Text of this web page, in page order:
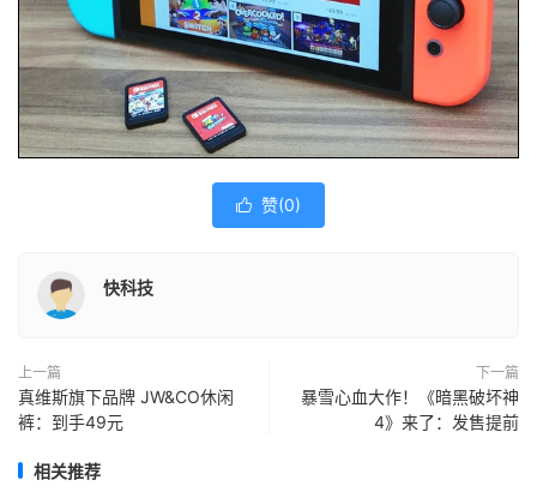
 赞(0)
快科技
上一篇
真维斯旗下品牌 JW&CO休闲
裤：到手49元
下一篇
暴雪心血大作！《暗黑破坏神
4》来了：发售提前
相关推荐